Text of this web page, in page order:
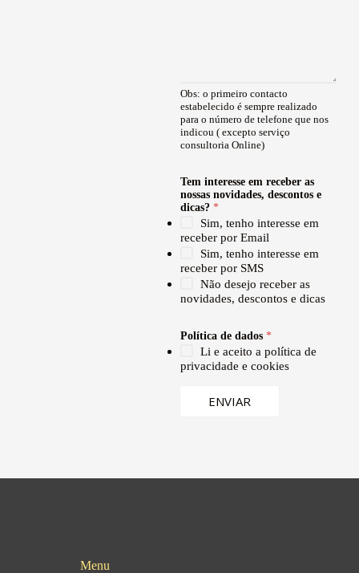
Obs: o primeiro contacto
estabelecido é sempre realizado
para o número de telefone que nos
indicou ( excepto serviço
consultoria Online)
e
m
e
s
Tem interesse em receber as
nossas novidades, descontos e
dicas? *
Sim, tenho interesse em
receber por Email
Sim, tenho interesse em
receber por SMS
Não desejo receber as
novidades, descontos e dicas
Política de dados *
Li e aceito a política de
privacidade e cookies
ENVIAR
Menu